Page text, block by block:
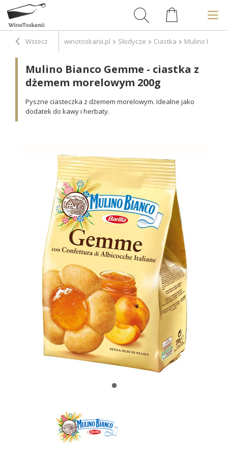
Wstecz winotoskanii.pl Słodycze Ciastka Mulino
Mulino Bianco Gemme - ciastka z
dżemem morelowym 200g
Pyszne ciasteczka z dżemem morelowym. Idealne jako
dodatek do kawy i herbaty.